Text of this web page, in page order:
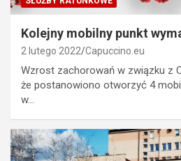
Kolejny mobilny punkt
2 lutego 2022 Capuccino.eu
Wzrost zachorowań w związku z
że postanowiono otworzyć 4
w…